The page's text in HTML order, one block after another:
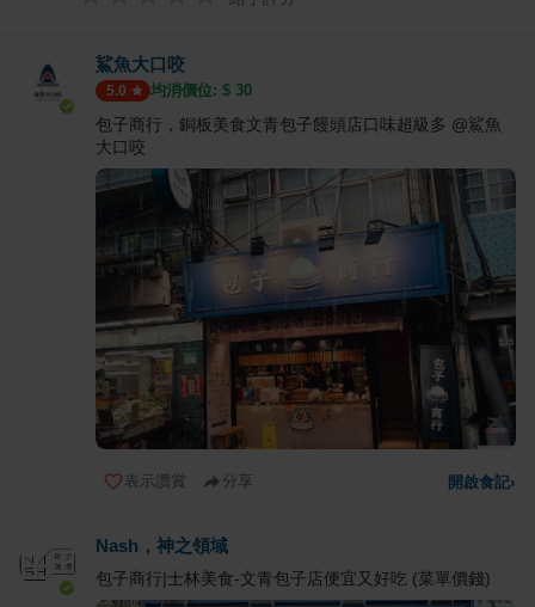
鯊魚大口咬
5.0 均消價位: $ 30
包子商行，銅板美食文青包子饅頭店口味超級多 @鯊魚
大口咬
表示讚賞 分享 開啟食記›
Nash，神之領域
包子商行|士林美食-文青包子店便宜又好吃 (菜單價錢)